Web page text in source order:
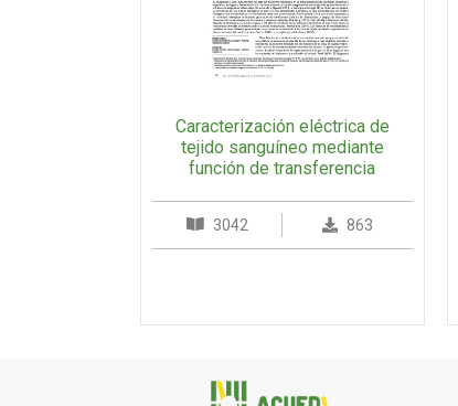
Caracterización eléctrica de
tejido sanguíneo mediante
función de transferencia
3042 863